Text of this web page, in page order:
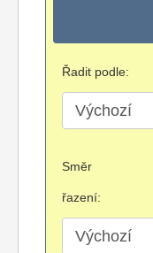
Řadit podle:
Směr
řazení: